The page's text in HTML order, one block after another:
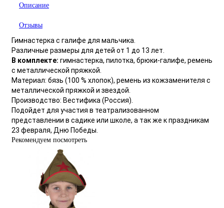
Описание
Отзывы
Гимнастерка с галифе для мальчика.
Различные размеры для детей от 1 до 13 лет.
В комплекте: гимнастерка, пилотка, брюки-галифе, ремень
с металлической пряжкой.
Материал: бязь (100 % хлопок), ремень из кожзаменителя с
металлической пряжкой и звездой.
Производство: Вестифика (Россия).
Подойдет для участия в театрализованном
представлении в садике или школе, а так же к праздникам
23 февраля, Дню Победы.
Рекомендуем посмотреть